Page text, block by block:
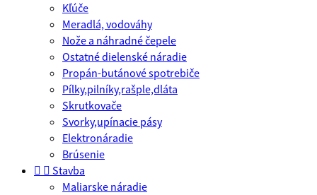
Kľúče
Meradlá, vodováhy
Nože a náhradné čepele
Ostatné dielenské náradie
Propán-butánové spotrebiče
Pílky,pilníky,rašple,dláta
Skrutkovače
Svorky,upínacie pásy
Elektronáradie
Brúsenie
  Stavba
Maliarske náradie